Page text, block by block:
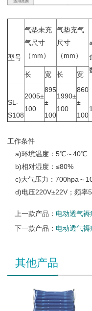
型号
气垫未充
气尺寸
（mm）
气垫充气
尺寸
（mm）
长 宽 长 宽
SL-
S108
2005±
100
895
±
100
1990±
100
860
±
100
工作条件
a)环境温度：5℃～40℃
b)相对湿度：≤80%
c)大气压力：700hpa～
d)电压220V±22V；频率
上一款产品： 电动透气
下一款产品： 电动透气
其他产品